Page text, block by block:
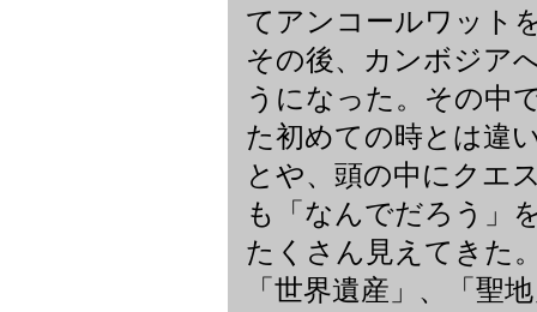
てアンコールワット
その後、カンボジア
うになった。その中
た初めての時とは違
とや、頭の中にクエ
も「なんでだろう」
たくさん見えてきた
「世界遺産」、「聖